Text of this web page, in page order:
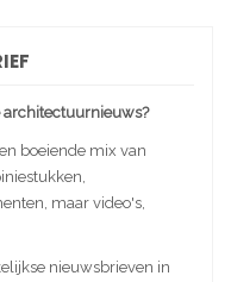
architectuurnieuws?
boeiende mix van
maar video's,
nieuwsbrieven in